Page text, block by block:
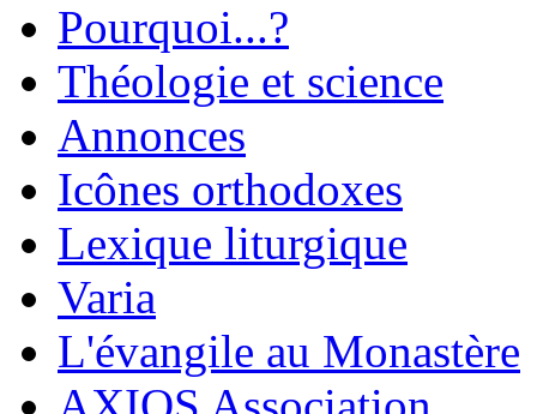
Pourquoi...?
Théologie et science
Annonces
Icônes orthodoxes
Lexique liturgique
Varia
L'évangile au Monastère